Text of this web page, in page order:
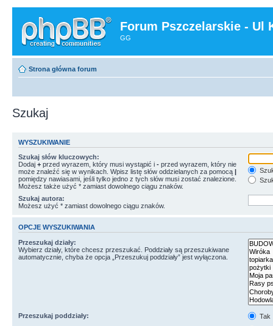
Forum Pszczelarskie - Ul
GG
Strona główna forum
Szukaj
WYSZUKIWANIE
Szukaj słów kluczowych:
Dodaj + przed wyrazem, który musi wystąpić i - przed wyrazem, który nie
może znaleźć się w wynikach. Wpisz listę słów oddzielanych za pomocą |
pomiędzy nawiasami, jeśli tylko jedno z tych słów musi zostać znalezione.
Możesz także użyć * zamiast dowolnego ciągu znaków.
Szukaj autora:
Możesz użyć * zamiast dowolnego ciągu znaków.
OPCJE WYSZUKIWANIA
Przeszukaj działy:
Wybierz działy, które chcesz przeszukać. Poddziały są przeszukiwane
automatycznie, chyba że opcja „Przeszukuj poddziały” jest wyłączona.
Przeszukaj poddziały:
Tak